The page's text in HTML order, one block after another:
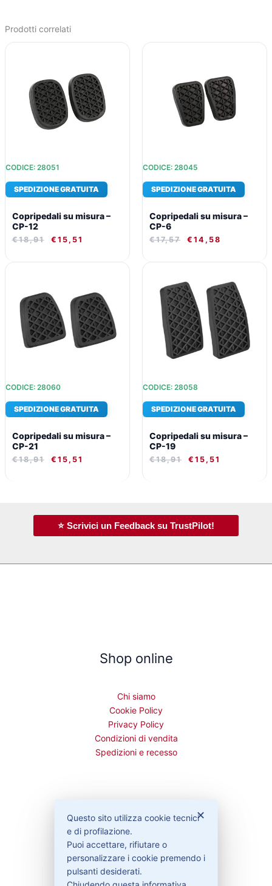
Prodotti correlati
CODICE: 28051
SPEDIZIONE GRATUITA
Copripedali su misura –
CP-12
€18,91
ERA:
€18,91.
€ 15,51
È:
€15,51.
CODICE: 28045
SPEDIZIONE GRATUITA
Copripedali su misura –
CP-6
€17,57
€17,57.
€ 14,58
È:
€14,58.
CODICE: 28060
SPEDIZIONE GRATUITA
Copripedali su misura –
CP-21
€18,91
ERA:
€18,91.
€ 15,51
È:
€15,51.
CODICE: 28058
SPEDIZIONE GRATUITA
Copripedali su misura –
CP-19
€18,91
ORIGINALE
ERA:
€18,91.
€ 15,51
ATTUALE
È:
€15,51.
⭐ Scrivici un Feedback su TrustPilot!
Shop online
Chi siamo
Cookie Policy
Privacy Policy
Condizioni di vendita
Spedizioni e recesso
Bisogno di aiuto?
Contattaci
Garanzie
✕
Questo sito utilizza cookie tecnici
e di profilazione.
Puoi accettare, rifiutare o
personalizzare i cookie premendo i
pulsanti desiderati.